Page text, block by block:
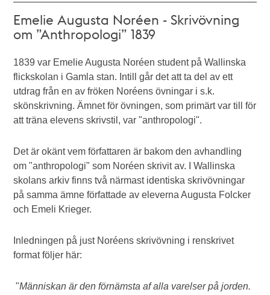
Emelie Augusta Noréen - Skrivövning
om ”Anthropologi” 1839
1839 var Emelie Augusta Noréen student på Wallinska
flickskolan i Gamla stan. Intill går det att ta del av ett
utdrag från en av fröken Noréens övningar i s.k.
skönskrivning. Ämnet för övningen, som primärt var till för
att träna elevens skrivstil, var "anthropologi".
Det är okänt vem författaren är bakom den avhandling
om "anthropologi" som Noréen skrivit av. I Wallinska
skolans arkiv finns två närmast identiska skrivövningar
på samma ämne författade av eleverna Augusta Folcker
och Emeli Krieger.
Inledningen på just Noréens skrivövning i renskrivet
format följer här:
"Människan är den förnämsta af alla varelser på jorden.